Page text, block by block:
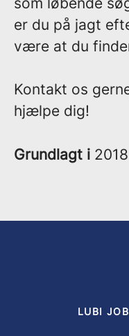
er du på jagt
være at du
Kontakt os
hjælpe dig!
Grundlagt i 2018
LUBI JOB